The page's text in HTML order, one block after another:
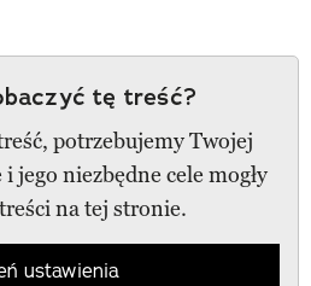
tę treść?
potrzebujemy Twojej
jego niezbędne cele mogły
na tej stronie.
ustawienia